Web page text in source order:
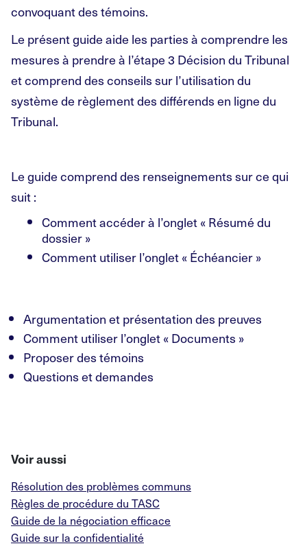
convoquant des témoins.
Le présent guide aide les parties à comprendre les
mesures à prendre à l’étape 3 Décision du Tribunal
et comprend des conseils sur l’utilisation du
système de règlement des différends en ligne du
Tribunal.
Le guide comprend des renseignements sur ce qui
suit :
Comment accéder à l’onglet « Résumé du
dossier »
Comment utiliser l’onglet « Échéancier »
Argumentation et présentation des preuves
Comment utiliser l’onglet « Documents »
Proposer des témoins
Questions et demandes
Voir aussi
Résolution des problèmes communs
Règles de procédure du TASC
Guide de la négociation efficace
Guide sur la confidentialité